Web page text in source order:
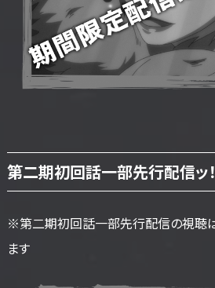
第二期初回話一部先行配信ッ！
※第二期初回話一部先行配信の視聴
ます